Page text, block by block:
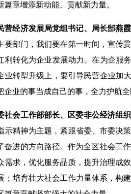
篇章增添新动能、贡献新力量。
营经济发展局党组书记、局长郜燕霞
要部门，我们要在第一时间，宣传
利转化为企业发展动力。在为企服
业转型升级上，要引导民营企业加
企业的事当成自己的事，全力护航
社会工作部部长、区委非公经济组
示精神为主题，紧跟省委、市委决
奋进的方向路径。作为全区社会工
需求，优化服务品质，提升治理成
；培育壮大社会工作力量体系，构